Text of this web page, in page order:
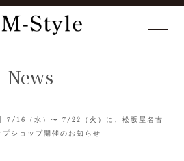
News
7/16（水）〜 7/22（火）に、松坂屋名古
ショップ開催のお知らせ